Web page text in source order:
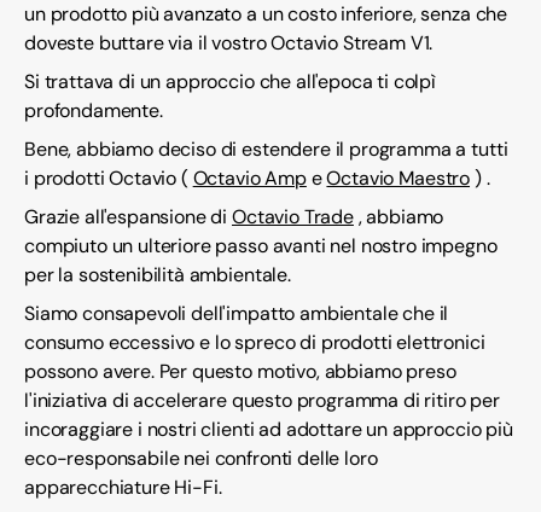
un prodotto più avanzato a un costo inferiore, senza che
doveste buttare via il vostro Octavio Stream V1.
Si trattava di un approccio che all'epoca ti colpì
profondamente.
Bene, abbiamo deciso di estendere il programma a tutti
i prodotti Octavio (Octavio AmpeOctavio Maestro) .
Grazie all'espansione di Octavio Trade, abbiamo
compiuto un ulteriore passo avanti nel nostro impegno
per la sostenibilità ambientale.
Siamo consapevoli dell'impatto ambientale che il
consumo eccessivo e lo spreco di prodotti elettronici
possono avere. Per questo motivo, abbiamo preso
l'iniziativa di accelerare questo programma di ritiro per
incoraggiare i nostri clienti ad adottare un approccio più
eco-responsabile nei confronti delle loro
apparecchiature Hi-Fi.